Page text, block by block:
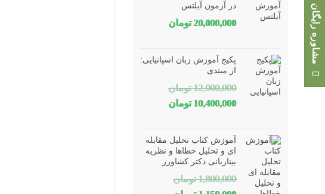
در آزمون آیلتس
20,000,000 تومان
پکیج آموزش زبان اسپانیایی:
از مبتدی
12,000,000 تومان
قیمت
بود.
10,400,000 تومان
است.
آموزش کتاب تحلیل مقابله
ای و تحلیل خطاها و نظریه
بینازبانی دکتر کشاورز
1,800,000 تومان
مشاوره رایگان